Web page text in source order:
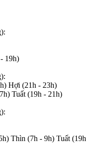
19h)
Hợi (21h - 23h)
Tuất (19h - 21h)
Thìn (7h - 9h) Tuất (19h